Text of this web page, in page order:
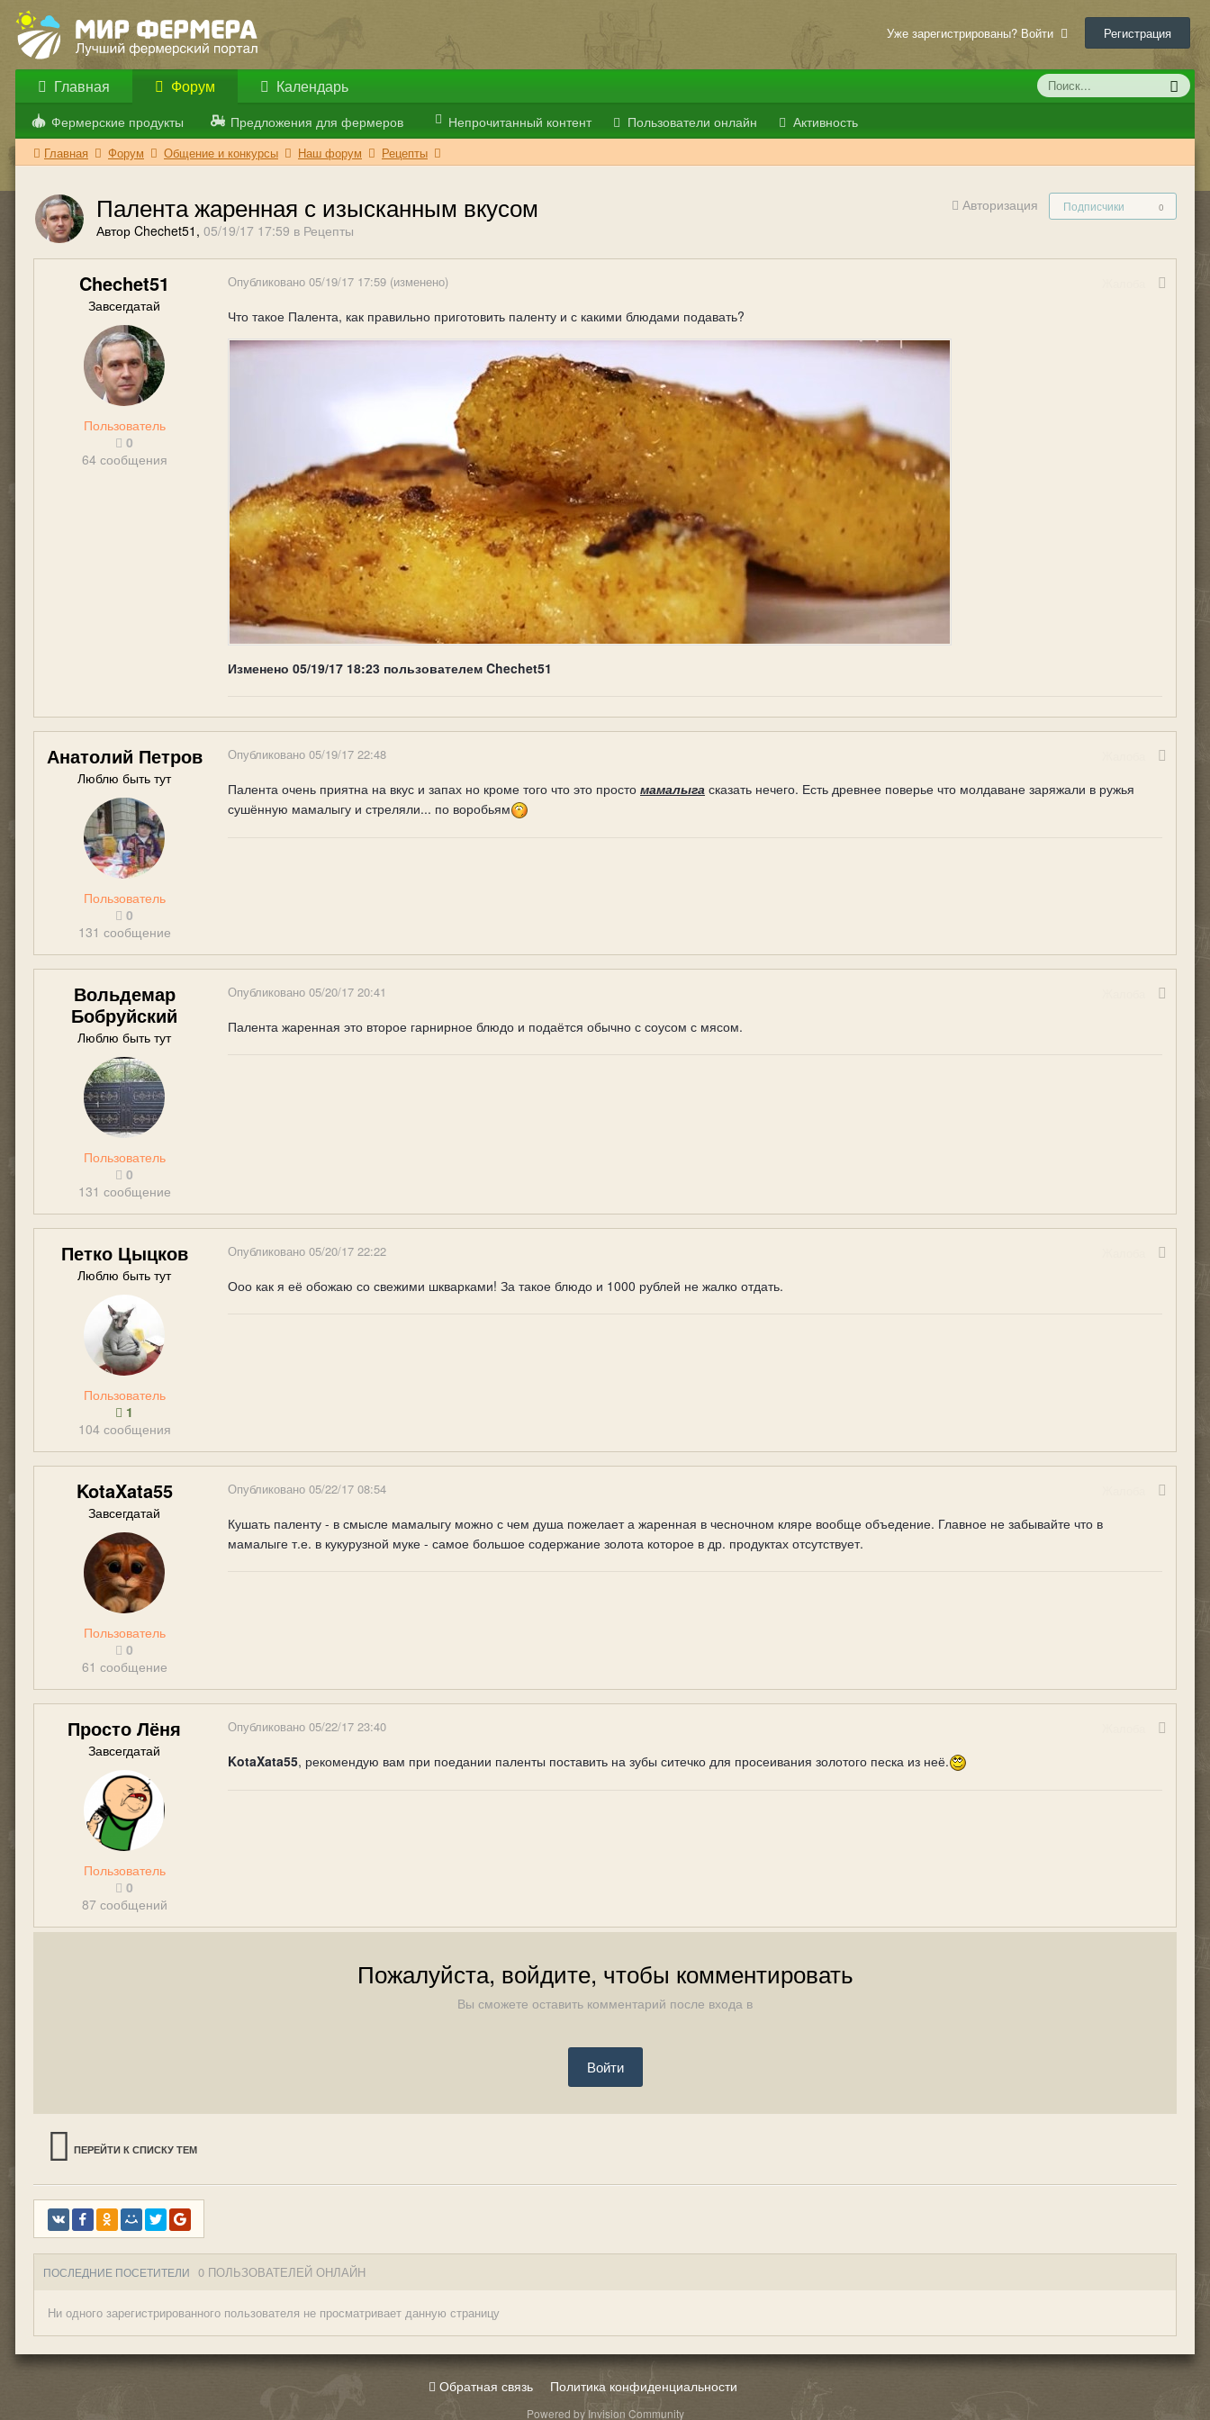
Уже зарегистрированы? Войти Регистрация
Главная Форум
Фермерские продукты Предложения для фермеров Непрочитанный контент Пользователи онлайн Активность
Календарь
Главная Форум Общение и конкурсы Наш форум Рецепты
Авторизация Подписчики 0
Палента жаренная с изысканным вкусом
Автор Chechet51, 05/19/17 17:59 в Рецепты
Chechet51
Завсегдатай
Пользователь
0
64 сообщения
Опубликовано 05/19/17 17:59 (изменено)
Что такое Палента, как правильно приготовить паленту и с какими блюдами подавать?
Изменено 05/19/17 18:23 пользователем Chechet51
Анатолий Петров
Люблю быть тут
Пользователь
0
131 сообщение
Опубликовано 05/19/17 22:48
Палента очень приятна на вкус и запах но кроме того что это просто мамалыга сказать нечего. Есть древнее поверье что молдаване заряжали в ружья
сушённую мамалыгу и стреляли... по воробьям
Вольдемар
Бобруйский
Люблю быть тут
Пользователь
0
131 сообщение
Опубликовано 05/20/17 20:41
Палента жаренная это второе гарнирное блюдо и подаётся обычно с соусом с мясом.
Петко Цыцков
Люблю быть тут
Пользователь
1
104 сообщения
Опубликовано 05/20/17 22:22
Ооо как я её обожаю со свежими шкварками! За такое блюдо и 1000 рублей не жалко отдать.
KotaXata55
Завсегдатай
Пользователь
0
61 сообщение
Опубликовано 05/22/17 08:54
Кушать паленту - в смысле мамалыгу можно с чем душа пожелает а жаренная в чесночном кляре вообще объедение. Главное не забывайте что в
мамалыге т.е. в кукурузной муке - самое большое содержание золота которое в др. продуктах отсутствует.
Просто Лёня
Завсегдатай
Пользователь
0
87 сообщений
Опубликовано 05/22/17 23:40
KotaXata55, рекомендую вам при поедании паленты поставить на зубы ситечко для просеивания золотого песка из неё.
Пожалуйста, войдите, чтобы комментировать
Вы сможете оставить комментарий после входа в
Войти
ПЕРЕЙТИ К СПИСКУ ТЕМ
ПОСЛЕДНИЕ ПОСЕТИТЕЛИ 0 ПОЛЬЗОВАТЕЛЕЙ ОНЛАЙН
Ни одного зарегистрированного пользователя не просматривает данную страницу
Обратная связь Политика конфиденциальности
Powered by Invision Community